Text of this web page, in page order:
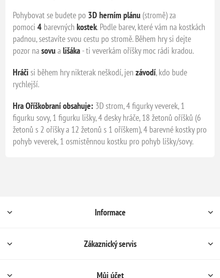
Pohybovat se budete po 3D herním plánu (stromě) za
pomoci4 barevnýchkostek. Podle barev, které vám na kostkách
padnou, sestavíte svou cestu po stromě. Během hry si dejte
pozor nasovuališáka - ti veverkám oříšky moc rádi kradou.
Hráčisi během hry nikterak neškodí, jenzávodí, kdo bude
rychlejší.
Hra Oříškobraní obsahuje: 3D strom, 4 figurky veverek, 1
figurku sovy, 1 figurku lišky, 4 desky hráče, 18 žetonů oříšků (6
žetonů s 2 oříšky a 12 žetonů s 1 oříškem), 4 barevné kostky pro
pohyb veverek, 1 osmistěnnou kostku pro pohyb lišky/sovy.
Informace
Zákaznický servis
Můj účet